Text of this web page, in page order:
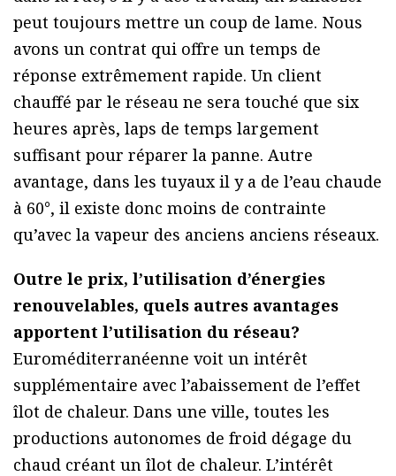
peut toujours mettre un coup de lame. Nous
avons un contrat qui offre un temps de
réponse extrêmement rapide. Un client
chauffé par le réseau ne sera touché que six
heures après, laps de temps largement
suffisant pour réparer la panne. Autre
avantage, dans les tuyaux il y a de l’eau chaude
à 60°, il existe donc moins de contrainte
qu’avec la vapeur des anciens anciens réseaux.
Outre le prix, l’utilisation d’énergies
renouvelables, quels autres avantages
apportent l’utilisation du réseau?
Euroméditerranéenne voit un intérêt
supplémentaire avec l’abaissement de l’effet
îlot de chaleur. Dans une ville, toutes les
productions autonomes de froid dégage du
chaud créant un îlot de chaleur. L’intérêt